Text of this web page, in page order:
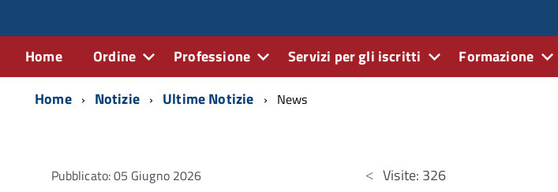
Home Ordine Professione Servizi per gli iscritti Formazione
Home
Notizie Ultime Notizie News
Pubblicato: 05 Giugno 2026 Visite: 326